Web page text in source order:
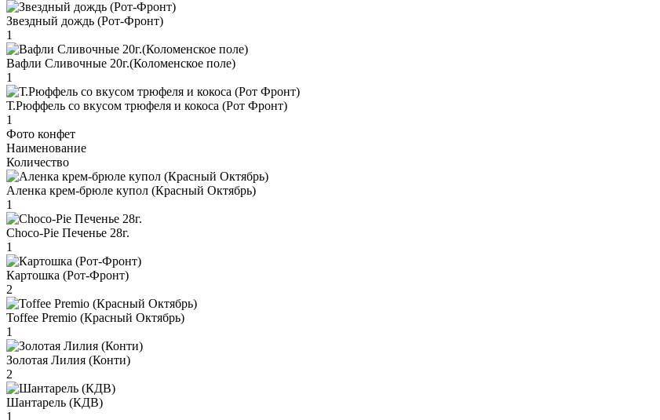
Звездный дождь (Рот-Фронт)
1
Вафли Сливочные 20г.(Коломенское поле)
1
Т.Рюффель со вкусом трюфеля и кокоса (Рот Фронт)
1
Фото конфет
Наименование
Количество
Аленка крем-брюле купол (Красный Октябрь)
1
Choco-Pie Печенье 28г.
1
Картошка (Рот-Фронт)
2
Toffee Premio (Красный Октябрь)
1
Золотая Лилия (Конти)
2
Шантарель (КДВ)
1